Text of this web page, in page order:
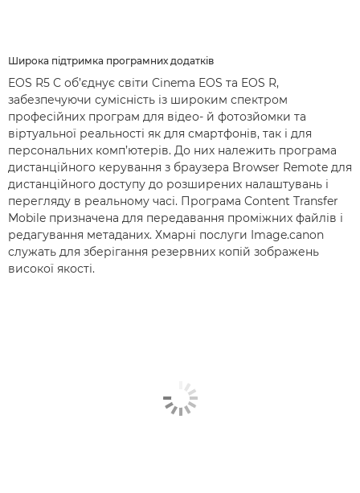
Широка підтримка програмних додатків
EOS R5 C об’єднує світи Cinema EOS та EOS R,
забезпечуючи сумісність із широким спектром
професійних програм для відео- й фотозйомки та
віртуальної реальності як для смартфонів, так і для
персональних комп’ютерів. До них належить програма
дистанційного керування з браузера Browser Remote для
дистанційного доступу до розширених налаштувань і
перегляду в реальному часі. Програма Content Transfer
Mobile призначена для передавання проміжних файлів і
редагування метаданих. Хмарні послуги Image.canon
служать для зберігання резервних копій зображень
високої якості.